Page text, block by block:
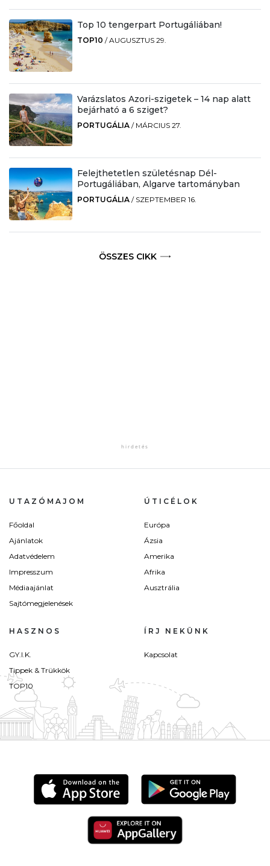
Top 10 tengerpart Portugáliában!
TOP10 /AUGUSZTUS 29.
Varázslatos Azori-szigetek – 14 nap alatt
bejárható a 6 sziget?
PORTUGÁLIA / MÁRCIUS 27.
Felejthetetlen születésnap Dél-
Portugáliában, Algarve tartományban
PORTUGÁLIA / SZEPTEMBER 16.
ÖSSZES CIKK
UTAZÓMAJOM
Főoldal
Ajánlatok
Adatvédelem
Impresszum
Médiaajánlat
Sajtómegjelenések
ÚTICÉLOK
Európa
Ázsia
Amerika
Afrika
Ausztrália
HASZNOS
GY.I.K.
Tippek & Trükkök
TOP10
ÍRJ NEKÜNK
Kapcsolat